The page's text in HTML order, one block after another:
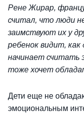
Рене Жирар,
считал, что люди
заимствуют их у
ребенок видит, как
начинает считать
тоже хочет
Дети еще не
эмоциональным